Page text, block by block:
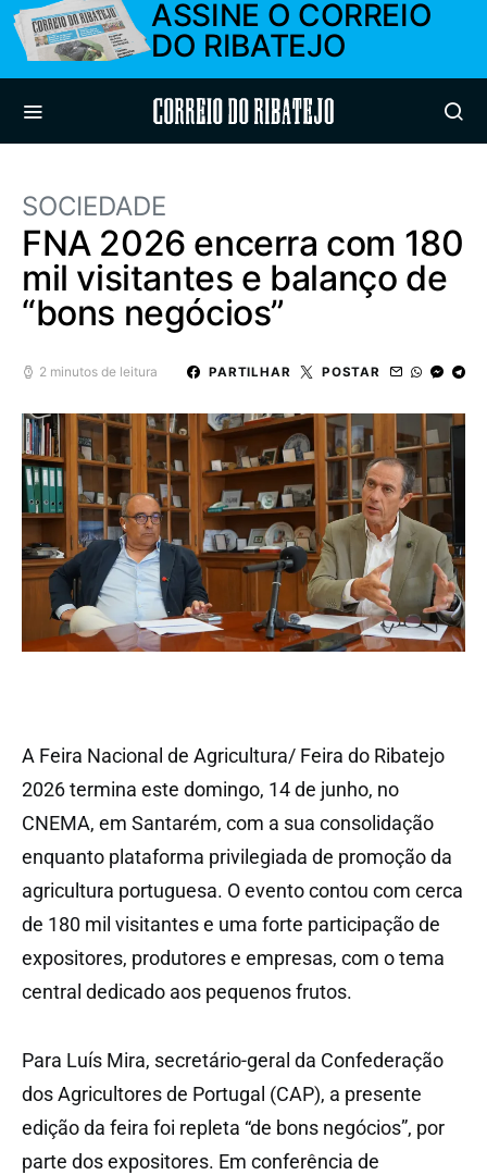
ASSINE O CORREIO
DO RIBATEJO
Correio do Ribatejo
SOCIEDADE
FNA 2026 encerra com 180
mil visitantes e balanço de
“bons negócios”
2 minutos de leitura PARTILHAR POSTAR
A Feira Nacional de Agricultura/ Feira do Ribatejo
2026 termina este domingo, 14 de junho, no
CNEMA, em Santarém, com a sua consolidação
enquanto plataforma privilegiada de promoção da
agricultura portuguesa. O evento contou com cerca
de 180 mil visitantes e uma forte participação de
expositores, produtores e empresas, com o tema
central dedicado aos pequenos frutos.
Para Luís Mira, secretário-geral da Confederação
dos Agricultores de Portugal (CAP), a presente
edição da feira foi repleta “de bons negócios”, por
parte dos expositores. Em conferência de